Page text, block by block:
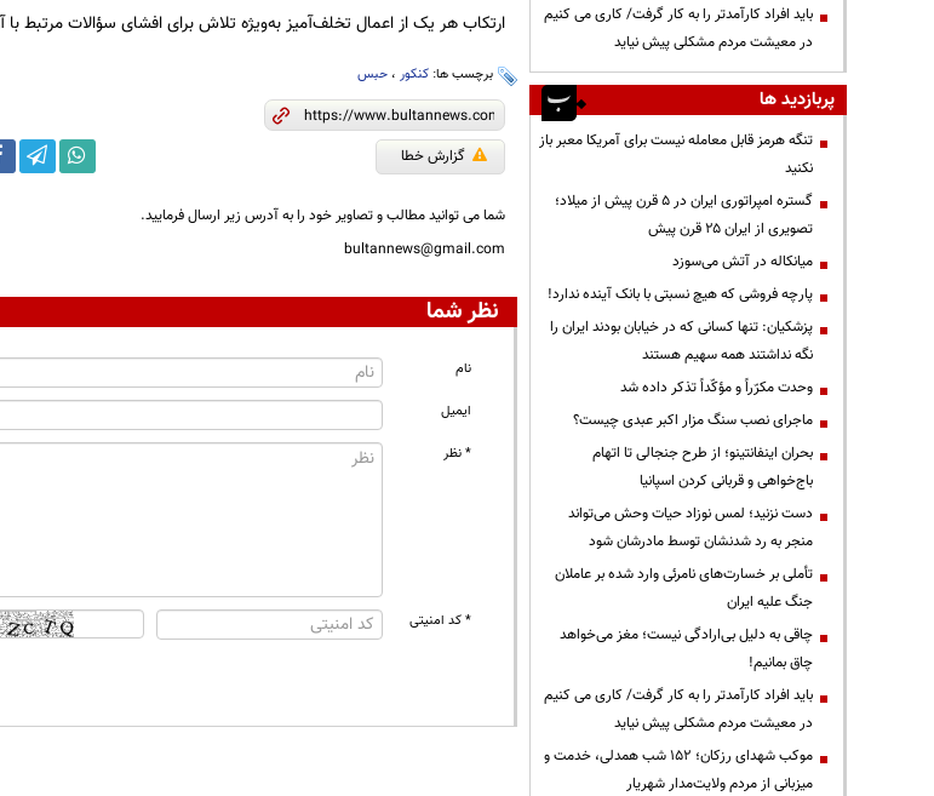
ارتکاب هر یک از اعمال تخلف‌آمیز به‌ویژه تلاش برای افشای سؤالات
برچسب ها: کنکور، حبس
گزارش خطا
شما می توانید مطالب و تصاویر خود را به آدرس زیر ارسال فرمایید.
bultannews@gmail.com
نظر شما
نام
ایمیل
* نظر
* کد امنیتی
باید افراد کارآمدتر را به کار گرفت/ کاری می کنیم
در معیشت مردم مشکلی پیش نیاید
پربازدید ها
تنگه هرمز قابل معامله نیست برای آمریکا معبر باز
نکنید
گستره امپراتوری ایران در ۵ قرن پیش از میلاد؛
تصویری از ایران ۲۵ قرن پیش
میانکاله در آتش می‌سوزد
پارچه فروشی که هیچ نسبتی با بانک آینده ندارد!
پزشکیان: تنها کسانی که در خیابان بودند ایران را
نگه نداشتند همه سهیم هستند
وحدت مکرّراً و مؤکّداً تذکر داده شد
ماجرای نصب سنگ مزار اکبر عبدی چیست؟
بحران اینفانتینو؛ از طرح جنجالی تا اتهام
باج‌خواهی و قربانی کردن اسپانیا
دست نزنید؛ لمس نوزاد حیات وحش می‌تواند
منجر به رد شدنشان توسط مادرشان شود
تأملی بر خسارت‌های نامرئی وارد شده بر عاملان
جنگ علیه ایران
چاقی به دلیل بی‌ارادگی نیست؛ مغز می‌خواهد
چاق بمانیم!
باید افراد کارآمدتر را به کار گرفت/ کاری می کنیم
در معیشت مردم مشکلی پیش نیاید
موکب شهدای رزکان؛ ۱۵۲ شب همدلی، خدمت و
میزبانی از مردم ولایت‌مدار شهریار